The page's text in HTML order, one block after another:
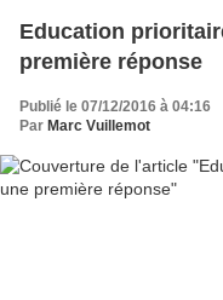
Education
première réponse
Publié le 07/12/2016 à 04:16
Par Marc Vuillemot